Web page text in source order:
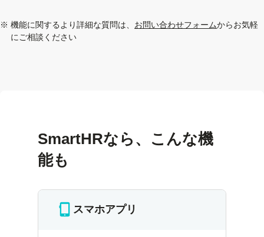
※ 機能に関するより詳細な質問は、 お問い合わせフォームからお気軽
にご相談ください
SmartHRなら、こんな機
能も
スマホアプリ